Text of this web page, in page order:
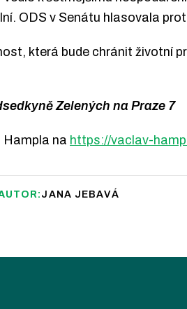
ODS v Senátu hlasovala
která bude chránit životní
Zelených na Praze 7
Hampla na https://vaclav-
JANA JEBAVÁ